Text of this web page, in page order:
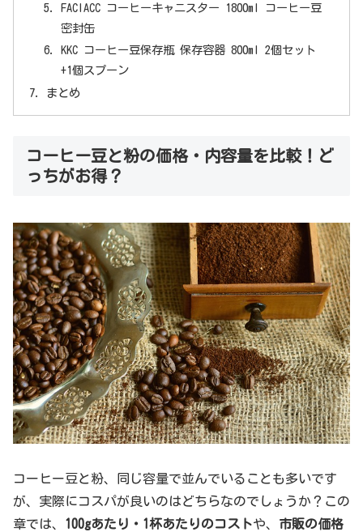
FACIACC コーヒーキャニスター 1800ml コーヒー豆
密封缶
KKC コーヒー豆保存瓶 保存容器 800ml 2個セット
+1個スプーン
まとめ
コーヒー豆と粉の価格・内容量を比較！ど
っちがお得？
コーヒー豆と粉、同じ容量で並んでいることも多いです
が、実際にコスパが良いのはどちらなのでしょうか？この
章では、 100gあたり・1杯あたりのコストや、 市販の価格